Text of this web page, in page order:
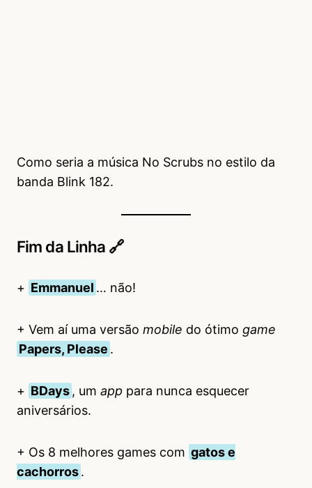
Como seria a música No Scrubs no estilo da
banda Blink 182.
Fim da Linha 🔗
+ Emmanuel … não!
+ Vem aí uma versão mobile do ótimo game
Papers, Please .
+ BDays , um app para nunca esquecer
aniversários.
+ Os 8 melhores games com gatos e
cachorros.